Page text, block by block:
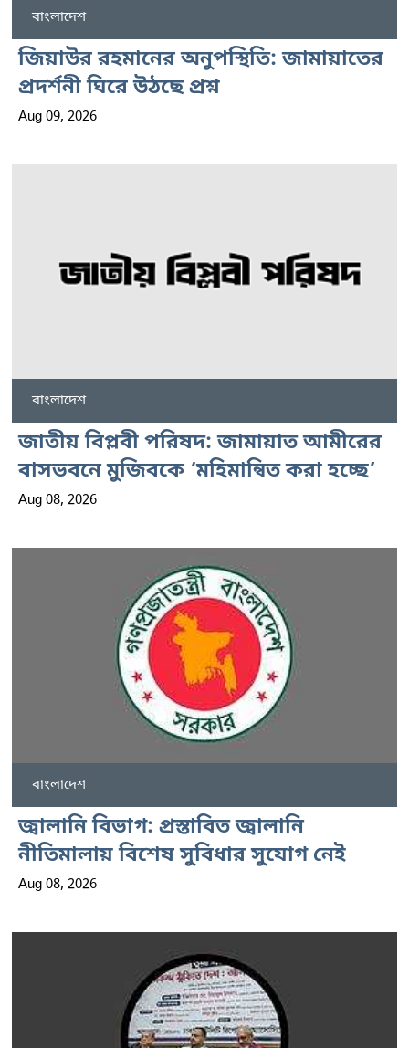
বাংলাদেশ
জিয়াউর রহমানের অনুপস্থিতি: জামায়াতের
প্রদর্শনী ঘিরে উঠছে প্রশ্ন
Aug 09, 2026
বাংলাদেশ
জাতীয় বিপ্লবী পরিষদ: জামায়াত আমীরের
বাসভবনে মুজিবকে ‘মহিমান্বিত করা হচ্ছে’
Aug 08, 2026
বাংলাদেশ
জ্বালানি বিভাগ: প্রস্তাবিত জ্বালানি
নীতিমালায় বিশেষ সুবিধার সুযোগ নেই
Aug 08, 2026